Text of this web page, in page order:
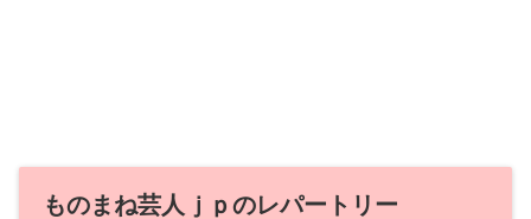
ものまね芸人ｊｐのレパートリー